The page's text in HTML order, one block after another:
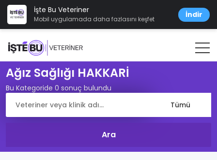
İşte Bu Veteriner
Mobil uygulamada daha fazlasını keşfet İndir
Ağız Sağlığı HAKKARİ
Bu Kategoride 0 sonuç bulundu